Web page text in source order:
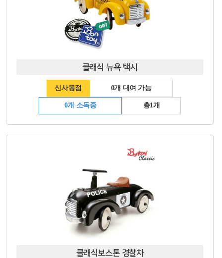
클래식 뉴욕 택시
신사동점 0개 대여 가능
0개 소독중 총1개
클래식보스톤 경찰차